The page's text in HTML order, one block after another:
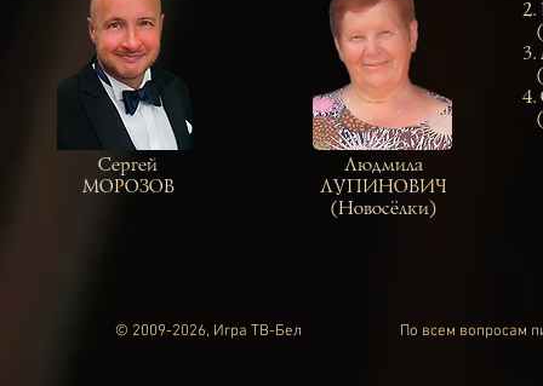
Сергей
МОРОЗОВ
Людмила
ЛУПИНОВИЧ
(Новосёлки)
2.
3.
4.
© 2009-2026, Игра ТВ-Бел По всем вопросам